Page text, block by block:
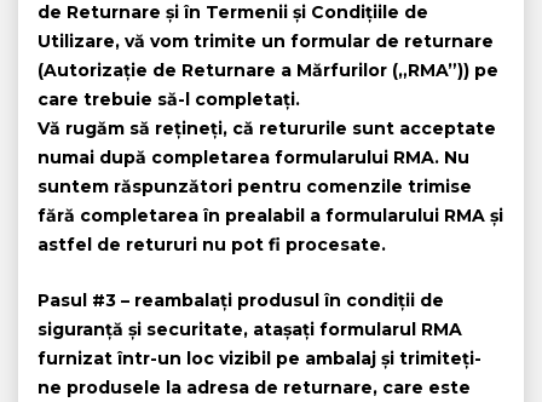
de Returnare și în Termenii și Condițiile de
Utilizare, vă vom trimite un formular de returnare
(Autorizație de Returnare a Mărfurilor („RMA”)) pe
care trebuie să-l completați.
Vă rugăm să rețineți, că retururile sunt acceptate
numai după completarea formularului RMA. Nu
suntem răspunzători pentru comenzile trimise
fără completarea în prealabil a formularului RMA și
astfel de retururi nu pot fi procesate.
Pasul #3 – reambalați produsul în condiții de
siguranță și securitate, atașați formularul RMA
furnizat într-un loc vizibil pe ambalaj și trimiteți-
ne produsele la adresa de returnare, care este